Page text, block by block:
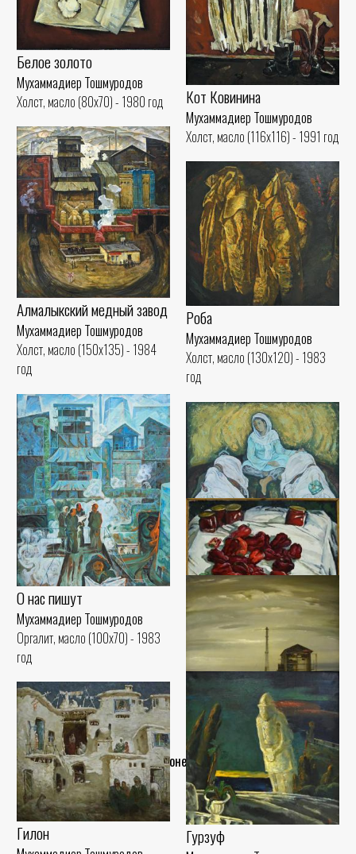
Белое золото
Мухаммадиер Тошмуродов
Холст, масло (80x70) - 1980 год
Кот Ковинина
Мухаммадиер Тошмуродов
Холст, масло (116x116) - 1991 год
Алмалыкский медный завод
Мухаммадиер Тошмуродов
Холст, масло (150x135) - 1984
год
Роба
Мухаммадиер Тошмуродов
Холст, масло (130x120) - 1983
год
О нас пишут
Мухаммадиер Тошмуродов
Оргалит, масло (100x70) - 1983
год
Хасан и Хусан
Мухаммадиер Тошмуродов
Оргалит, масло (100x90) - 1981
год
Зверабой
Мухаммадиер Тошмуродов
Холст, масло (90x100) - 1985 год
Встреча времен
Мухаммадиер Тошмуродов
Холст, масло (116x116) - 1986
год
Гурзуф
Гилон
..Конец..